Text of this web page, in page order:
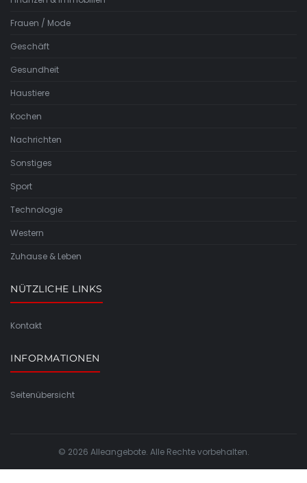
Frauen / Mode
Geschäft
Gesundheit
Haustiere
Kochen
Nachrichten
Sonstiges
Sport
Technologie
Western
Zuhause & Leben
NÜTZLICHE LINKS
Kontakt
INFORMATIONEN
Seitenübersicht
© 2026 Alleangebote. Alle Rechte vorbehalten.